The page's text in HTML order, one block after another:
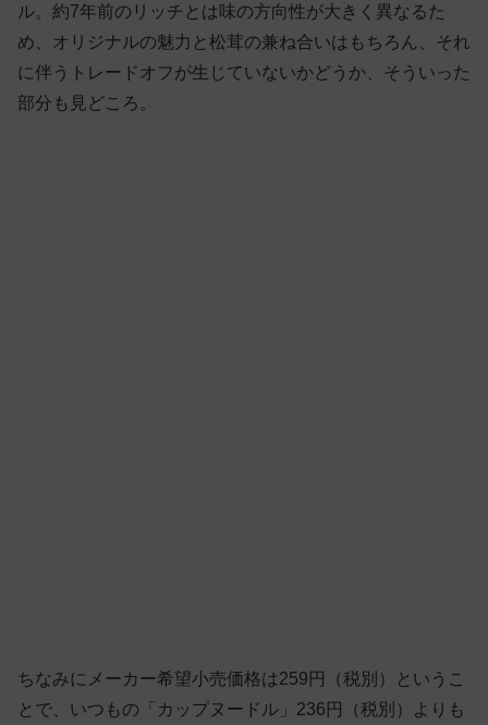
ル。約7年前のリッチとは味の方向性が大きく異なるた
め、オリジナルの魅力と松茸の兼ね合いはもちろん、それ
に伴うトレードオフが生じていないかどうか、そういった
部分も見どころ。
ちなみにメーカー希望小売価格は259円（税別）というこ
とで、いつもの「カップヌードル」236円（税別）よりも